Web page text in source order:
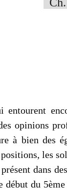
entourent
opinions
à bien des
les
dans
du